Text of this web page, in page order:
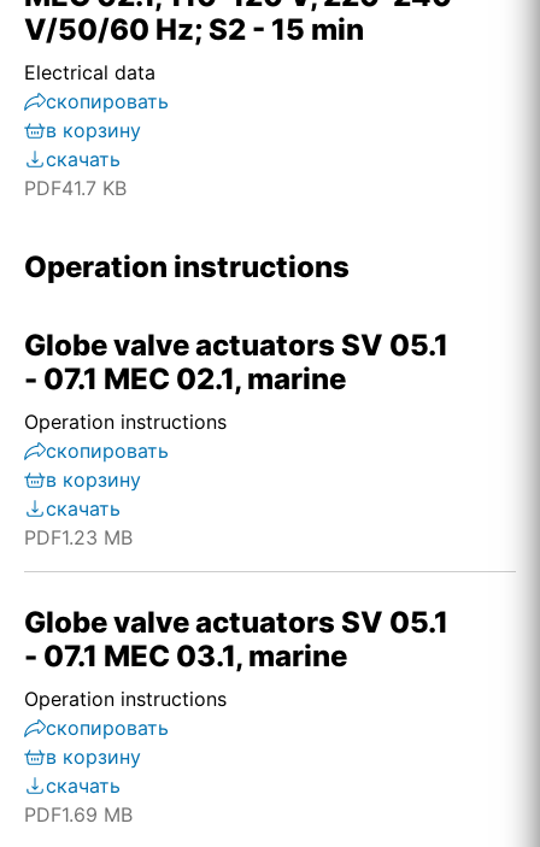
V/50/60 Hz; S2 - 15 min
Electrical data
скопировать
в корзину
скачать
PDF41.7 KB
Operation instructions
Globe valve actuators SV 05.1
- 07.1 MEC 02.1, marine
Operation instructions
скопировать
в корзину
скачать
PDF1.23 MB
Globe valve actuators SV 05.1
- 07.1 MEC 03.1, marine
Operation instructions
скопировать
в корзину
скачать
PDF1.69 MB